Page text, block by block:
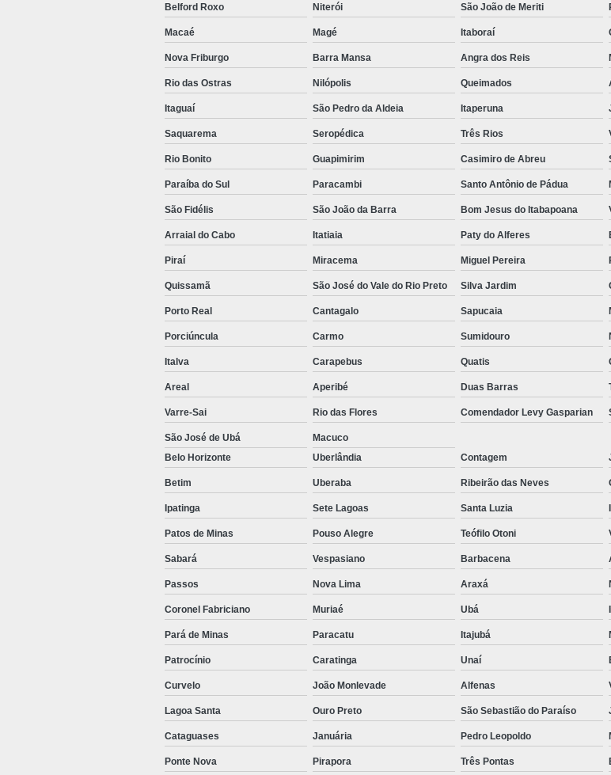
Belford Roxo Niterói São João de Meriti
Macaé Magé Itaboraí
Nova Friburgo Barra Mansa Angra dos Reis
Rio das Ostras Nilópolis Queimados
Itaguaí São Pedro da Aldeia Itaperuna
Saquarema Seropédica Três Rios
Rio Bonito Guapimirim Casimiro de Abreu
Paraíba do Sul Paracambi Santo Antônio de Pádua
São Fidélis São João da Barra Bom Jesus do Itabapoana
Arraial do Cabo Itatiaia Paty do Alferes
Piraí Miracema Miguel Pereira
Quissamã São José do Vale do Rio Preto Silva Jardim
Porto Real Cantagalo Sapucaia
Porciúncula Carmo Sumidouro
Italva Carapebus Quatis
Areal Aperibé Duas Barras
Varre-Sai Rio das Flores Comendador Levy Gasparian
São José de Ubá
Macuco
Belo Horizonte
Uberlândia Contagem
Betim Uberaba Ribeirão das Neves
Ipatinga Sete Lagoas Santa Luzia
Patos de Minas Pouso Alegre Teófilo Otoni
Sabará Vespasiano Barbacena
Passos Nova Lima Araxá
Coronel Fabriciano Muriaé Ubá
Pará de Minas Paracatu Itajubá
Patrocínio Caratinga Unaí
Curvelo João Monlevade Alfenas
Lagoa Santa Ouro Preto São Sebastião do Paraíso
Cataguases Januária Pedro Leopoldo
Ponte Nova Pirapora Três Pontas